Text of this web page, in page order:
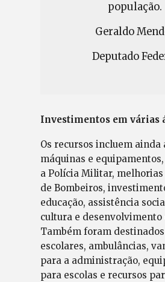
população.
Geraldo
Deputado
Investimentos em várias
Os recursos incluem ainda
máquinas e
a Polícia Militar, melhorias
de Bombeiros,
educação, assistência
cultura e
Também foram
escolares, ambulâncias,
para a administração,
para escolas e recursos